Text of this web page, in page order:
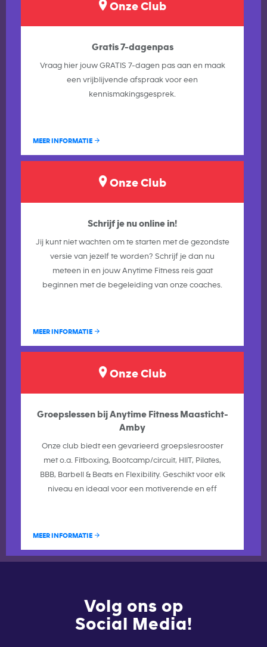
Onze Club
Gratis 7-dagenpas
Vraag hier jouw GRATIS 7-dagen pas aan en maak
een vrijblijvende afspraak voor een
kennismakingsgesprek.
MEER INFORMATIE
Onze Club
Schrijf je nu online in!
Jij kunt niet wachten om te starten met de gezondste
versie van jezelf te worden? Schrijf je dan nu
meteen in en jouw Anytime Fitness reis gaat
beginnen met de begeleiding van onze coaches.
MEER INFORMATIE
Onze Club
Groepslessen bij Anytime Fitness Maasticht-
Amby
Onze club biedt een gevarieerd groepslesrooster
met o.a. Fitboxing, Bootcamp/circuit, HIIT, Pilates,
BBB, Barbell & Beats en Flexibility. Geschikt voor elk
niveau en ideaal voor een motiverende en eff
MEER INFORMATIE
Volg ons op
Social Media!